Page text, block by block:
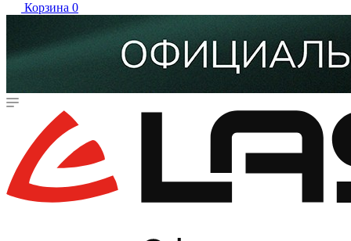
Корзина 0